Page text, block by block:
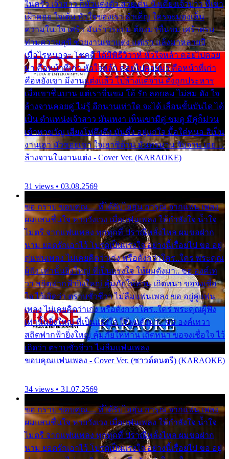
ในครัว เจ้าสาว ก็มัวแต่งตัว สวยเด่น นั่งเคียงเจ้าบ่าว ที่เขา
เฝ้าคอย ใจเต้น หัวใจของเรา ลำเค็ญ ใครจะมองเห็น
ความใน ใจ เศร้า มันร้าวระบม ต้องมาขื่นขม เศร้าตรม
ท่ามความสุขี ช่วยงานเขาแต่ง แต่เรา แล้งมาหลายปี
เมื่อไรหนอจะ โชคดี ได้มีพิธีวิวาห์ หัวใจหล้า คอยไปคอย
มา คือหน้าที่เก่า หัวใจหล้า คอยไปคอยมา คือหน้าที่เก่า
คือหยังเขา มีงานแต่งแล้ว ไปล้างแต่จาน ดั่งถูกประหาร
เมื่อเขาชื่นบาน แต่เราขื่นขม โอ้ รัก ลอยลม ไม่สม ดัง ใจ
ล้างจานคอยคู่ ไม่รู้ อีกนานเท่าใด จะได้ เลื่อนขั้นบันได ได้
เป็น ตำแหน่งเจ้าสาว มันเหงา เห็นเขามีคู่ ซมดู มีคู่ก็ม่วน
เข้าพาขวัญ เสียงโห่ตึงตึง มันซึ้ง อยู่แก่ใจ มื้อใด๋หนอ สิเป็น
งานเฮา มัวซอยเขา ใจเฮาซิด้าน มันทรมาน จับจาน เอย…
ล้างจานในงานแต่ง - Cover Ver. (KARAOKE)
31 views • 03.08.2569
ขอ กราบ ขอบคุณ.... ที่ได้รับไออุ่น การุณ จากแฟน เพลง
ผมแสนชื่นใจ หายวังเวง เมื่อแฟนเพลง ให้กำลังใจ น้ำใจ
ไมตรี จากแฟนเพลง ทุกทุกที่ ปราณีหลั่งไหล ผมขอฝาก
นาม ยอดรักเอาไว้ โปรดเป็นแรงใจ อย่างนี้เรื่อยไป ขอ อยู่
คู่แฟนเพลง ไม่เคยคิดว่าเก่ง หรือดังกว่าใคร..ใคร พระคุณ
ผู้ฟัง เท่านั้นยิ่งใหญ่ ที่เป็นแรงใจ ให้ผมดังมา.. ขอ องค์เท
วา สถิตฟากฟ้ายิ่งใหญ่ คุ้มภัยให้ท่าน เถิดหนา ขอจงเชื่อ
ใจ ไว้เถิดว่า ตราบชั่วชีวา ไม่ลืมแฟนเพลง ขอ อยู่คู่แฟน
เพลง ไม่เคยคิดว่าเก่ง หรือดังกว่าใคร..ใคร พระคุณผู้ฟัง
เท่านั้นยิ่งใหญ่ ที่เป็นแรงใจ ให้ผมดังมา.. ขอ องค์เทวา
สถิตฟากฟ้ายิ่งใหญ่ คุ้มภัยให้ท่าน เถิดหนา ขอจงเชื่อใจ ไว้
เถิดว่า ตราบชั่วชีวา ไม่ลืมแฟนเพลง
ขอบคุณแฟนเพลง - Cover Ver. (ซาวด์ดนตรี) (KARAOKE)
34 views • 31.07.2569
ขอ กราบ ขอบคุณ.... ที่ได้รับไออุ่น การุณ จากแฟน เพลง
ผมแสนชื่นใจ หายวังเวง เมื่อแฟนเพลง ให้กำลังใจ น้ำใจ
ไมตรี จากแฟนเพลง ทุกทุกที่ ปราณีหลั่งไหล ผมขอฝาก
นาม ยอดรักเอาไว้ โปรดเป็นแรงใจ อย่างนี้เรื่อยไป ขอ อยู่